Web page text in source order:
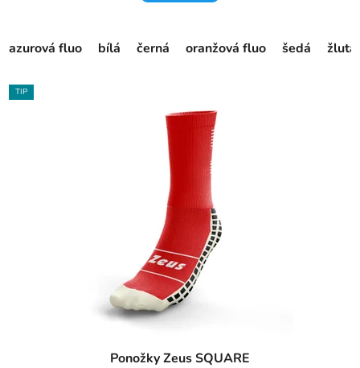
azurová fluo bílá černá oranžová fluo šedá
TIP
Ponožky Zeus SQUARE